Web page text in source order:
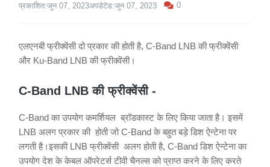
प्रकाशित:जून 07, 2023अपडेटेड:जून 07, 2023 0
एलएनबी फ्रीक्वेंसी दो प्रकार की होती है, C-Band LNB की फ्रीक्वेंसी
और Ku-Band LNB की फ्रीक्वेंसी।
C-Band LNB की फ्रीक्वेंसी -
C-Band का उपयोग कमर्शियल ब्रॉडकास्ट के लिए किया जाता है। इसमें
LNB अलग प्रकार की होती जो C-Band के बहुत बड़े डिश ऐन्टेना पर
लगती है।इसकी LNB फ्रीक्वेंसी अलग होती है, C-Band डिश ऐन्टेना का
उपयोग देश के केबल ऑपरेटर्स टीवी चैनल्स को प्राप्त करने के लिए करते